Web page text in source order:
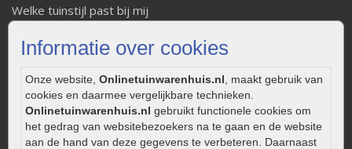
Informatie over cookies
Onze website, Onlinetuinwarenhuis.nl , maakt gebruik van
cookies en daarmee vergelijkbare technieken.
Onlinetuinwarenhuis.nl gebruikt functionele cookies om
het gedrag van websitebezoekers na te gaan en de website
aan de hand van deze gegevens te verbeteren. Daarnaast
Welke tuinstijl past bij mij
Legverbanden gebakken bestrating
Onderhoud van gebakken bestrating
Aanlegtips voor gebakken bestrating
Zelf een terras aanleggen
Kleine stadstuin inrichten